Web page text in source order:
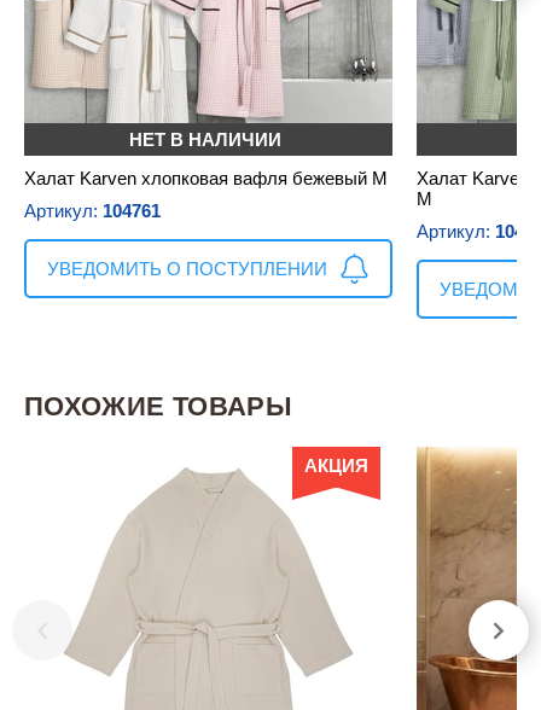
НЕТ В НАЛИЧИИ
Халат Karven хлопковая вафля бежевый M
Артикул: 104761
УВЕДОМИТЬ О ПОСТУПЛЕНИИ
Халат Karven
M
Артикул:
ПОХОЖИЕ ТОВАРЫ
АКЦИЯ